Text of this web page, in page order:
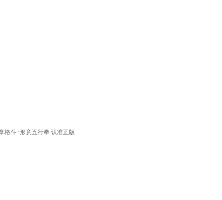
格斗+形意五行拳 认准正版